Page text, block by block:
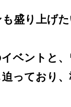
盛り上げ
ベントと
っており